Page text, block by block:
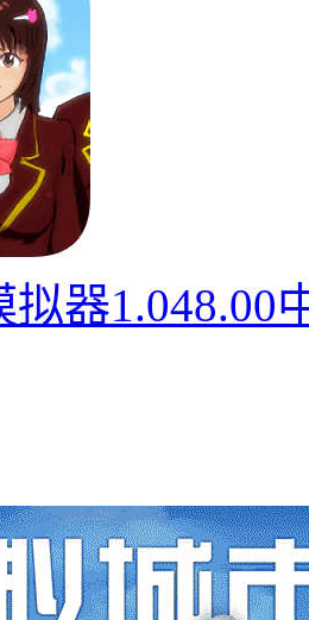
器1.048.00